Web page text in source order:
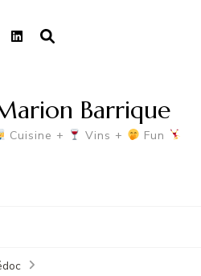
Barrique
Cuisine + Vins + Fun